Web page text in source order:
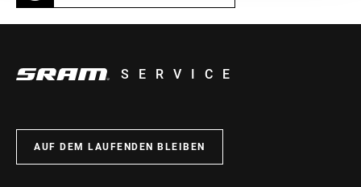
SERVICE
AUF DEM LAUFENDEN BLEIBEN